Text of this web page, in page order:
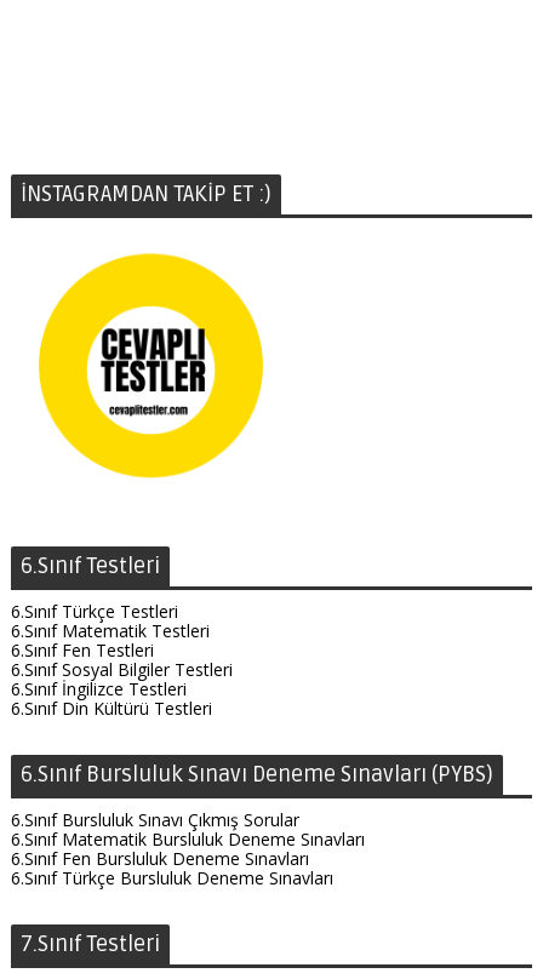
İNSTAGRAMDAN TAKİP ET :)
6.Sınıf Testleri
6.Sınıf Türkçe Testleri
6.Sınıf Matematik Testleri
6.Sınıf Fen Testleri
6.Sınıf Sosyal Bilgiler Testleri
6.Sınıf İngilizce Testleri
6.Sınıf Din Kültürü Testleri
6.Sınıf Bursluluk Sınavı Deneme Sınavları (PYBS)
6.Sınıf Bursluluk Sınavı Çıkmış Sorular
6.Sınıf Matematik Bursluluk Deneme Sınavları
6.Sınıf Fen Bursluluk Deneme Sınavları
6.Sınıf Türkçe Bursluluk Deneme Sınavları
7.Sınıf Testleri